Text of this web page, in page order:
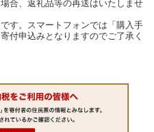
合、返礼品等の再送はいたしませ
す。スマートフォンでは「購入手
付申込みとなりますのでご了承く